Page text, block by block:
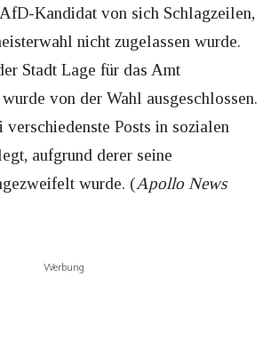
Kandidat von sich Schlagzeilen,
nicht zugelassen wurde.
Stadt Lage für das Amt
von der Wahl ausgeschlossen.
verschiedenste Posts in sozialen
aufgrund derer seine
wurde. (Apollo News
Werbung